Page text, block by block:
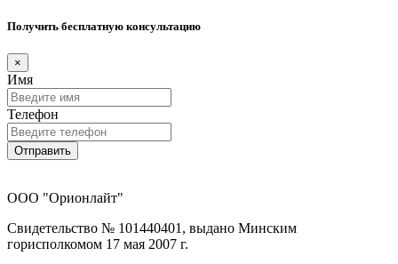
Получить бесплатную консультацию
×
Имя
Телефон
Отправить
ООО "Орионлайт"
Свидетельство № 101440401, выдано Минским
горисполкомом 17 мая 2007 г.